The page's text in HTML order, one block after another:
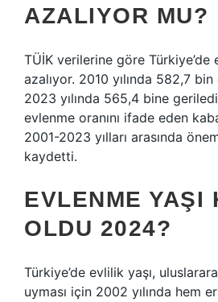
AZALIYOR MU?
TÜİK verilerine göre Türkiye’de
azalıyor. 2010 yılında 582,7 bin
2023 yılında 565,4 bine
evlenme oranını ifade eden
2001-2023 yılları arasında
kaydetti.
EVLENME YAŞI
OLDU 2024?
Türkiye’de evlilik yaşı,
uyması için 2002 yılında hem